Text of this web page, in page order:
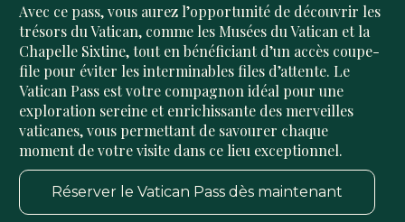
Avec ce pass, vous aurez l’opportunité de découvrir les
trésors du Vatican, comme les Musées du Vatican et la
Chapelle Sixtine, tout en bénéficiant d’un accès coupe-
file pour éviter les interminables files d’attente. Le
Vatican Pass est votre compagnon idéal pour une
exploration sereine et enrichissante des merveilles
vaticanes, vous permettant de savourer chaque
moment de votre visite dans ce lieu exceptionnel.
Réserver le Vatican Pass dès maintenant